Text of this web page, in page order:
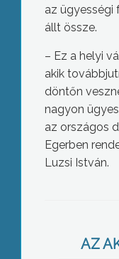
az ügyességi
állt össze.
– Ez a helyi
akik
döntőn
nagyon
az országos
Egerben
Luzsi István.
AZ